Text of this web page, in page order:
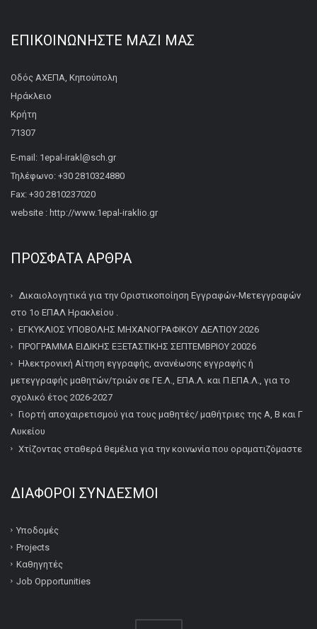
ΕΠΙΚΟΙΝΩΝΉΣΤΕ ΜΑΖΊ ΜΑΣ
Οδός ΑΧΕΠΑ, Κηπούπολη
Ηράκλειο
Κρήτη
71307
E-mail: 1epal-irakl@sch.gr
Τηλέφωνο: +30 2810324880
Fax: +30 2810237020
website : http://www.1epal-iraklio.gr
ΠΡΌΣΦΑΤΑ ΆΡΘΡΑ
Δικαιολογητικά για την Οριστικοποίηση Εγγραφών-Μετεγγραφών
στο 1ο ΕΠΑΛ Ηρακλείου .
ΕΓΚΥΚΛΙΟΣ ΥΠΟΒΟΛΗΣ ΜΗΧΑΝΟΓΡΑΦΙΚΟΥ ΔΕΛΤΙΟΥ 2026
ΠΡΟΓΡΑΜΜΑ ΕΙΔΙΚΗΣ ΕΞΕΤΑΣΤΙΚΗΣ ΣΕΠΤΕΜΒΡΙΟΥ 20026
Ηλεκτρονική Αίτηση εγγραφής, ανανέωσης εγγραφής ή
μετεγγραφής μαθητών/τριών σε ΓΕ.Λ., ΕΠΑ.Λ. και Π.ΕΠΑ.Λ., για το
σχολικό έτος 2026-2027
Γιορτή αποχαιρετισμού για τους μαθητές/ μαθήτριες της Α, Β και Γ
Λυκείου
Χτίζοντας σταθερά θεμέλια για την κοινωνία που οραματιζόμαστε
ΔΙΆΦΟΡΟΙ ΣΎΝΔΕΣΜΟΙ
Υποδομές
Projects
Καθηγητές
Job Opportunities